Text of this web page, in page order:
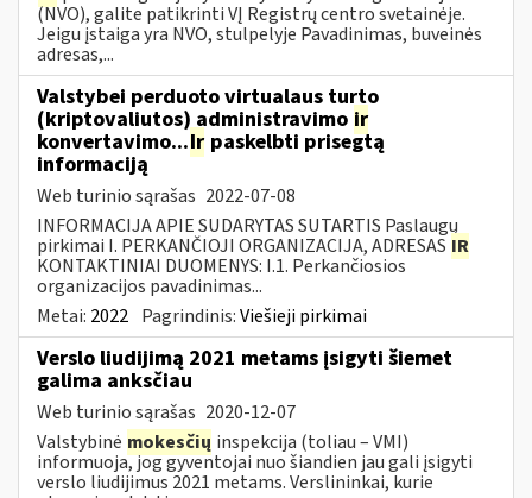
(NVO), galite patikrinti VĮ Registrų centro svetainėje.
Jeigu įstaiga yra NVO, stulpelyje Pavadinimas, buveinės
adresas,...
Valstybei perduoto virtualaus turto
(kriptovaliutos) administravimo ir
konvertavimo...Ir paskelbti prisegtą
informaciją
Web turinio sąrašas 2022-07-08
INFORMACIJA APIE SUDARYTAS SUTARTIS Paslaugų
pirkimai I. PERKANČIOJI ORGANIZACIJA, ADRESAS IR
KONTAKTINIAI DUOMENYS: I.1. Perkančiosios
organizacijos pavadinimas...
Metai: 2022 Pagrindinis:Viešieji pirkimai
Verslo liudijimą 2021 metams įsigyti šiemet
galima anksčiau
Web turinio sąrašas 2020-12-07
Valstybinė mokesčių inspekcija (toliau – VMI)
informuoja, jog gyventojai nuo šiandien jau gali įsigyti
verslo liudijimus 2021 metams. Verslininkai, kurie